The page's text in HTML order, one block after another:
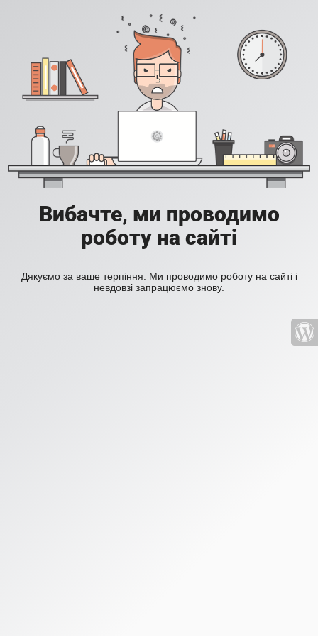
Вибачте, ми проводимо
роботу на сайті
Дякуємо за ваше терпіння. Ми проводимо роботу на сайті і
невдовзі запрацюємо знову.